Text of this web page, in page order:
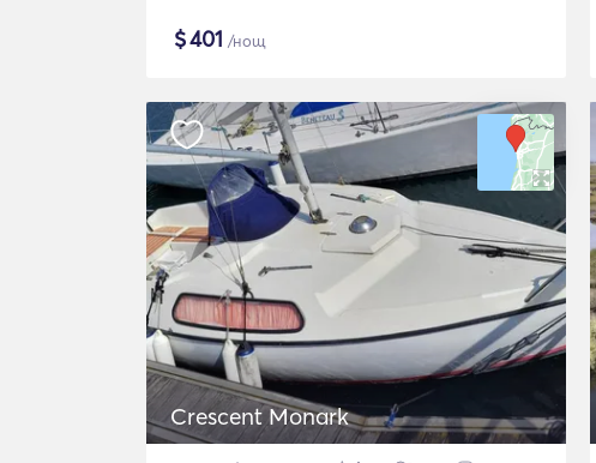
$401 /нощ
Crescent Monark